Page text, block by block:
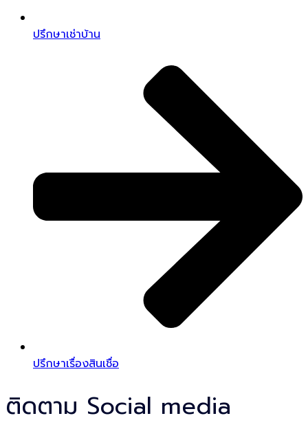
ปรึกษาเช่าบ้าน
ปรึกษาเรื่องสินเชื่อ
ติดตาม Social media